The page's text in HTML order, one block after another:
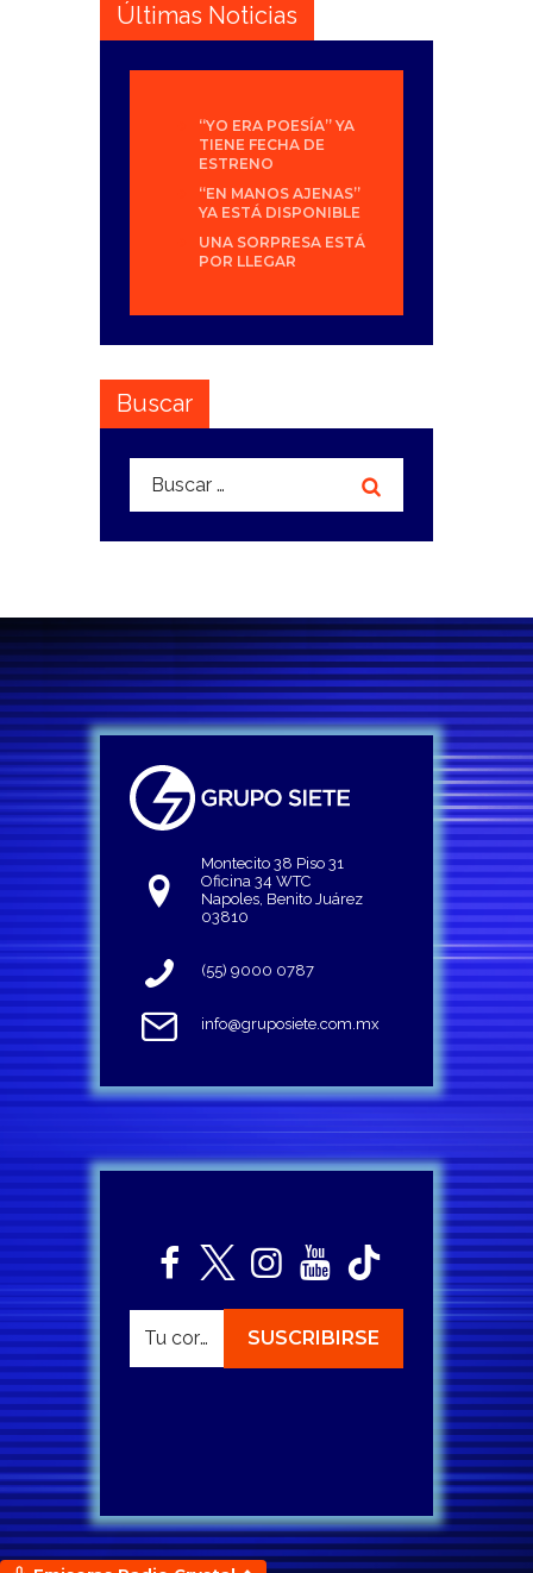
Últimas Noticias
“YO ERA POESÍA” YA
TIENE FECHA DE
ESTRENO
“EN MANOS AJENAS”
YA ESTÁ DISPONIBLE
UNA SORPRESA ESTÁ
POR LLEGAR
Buscar
Buscar:
Montecito 38 Piso 31
Oficina 34 WTC
Napoles, Benito Juárez
03810
(55) 9000 0787
info@gruposiete.com.mx